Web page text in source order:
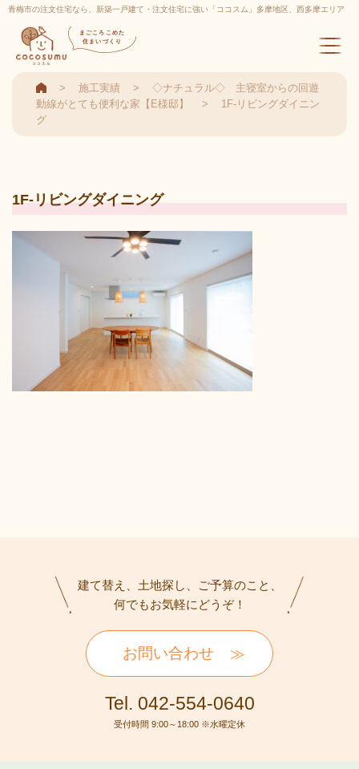
青梅市の注文住宅なら、新築一戸建て・注文住宅に強い「ココスム」多摩地区、西多摩エリア
実績多数
まごころこめた
住まいづくり
施工実績
◇ナチュラル◇ 主寝室からの回遊
動線がとても便利な家【E様邸】
1F-リビングダイニン
グ
1F-リビングダイニング
建て替え、土地探し、ご予算のこと、
何でもお気軽にどうぞ！
お問い合わせ
Tel. 042-554-0640
受付時間 9:00～18:00 ※水曜定休